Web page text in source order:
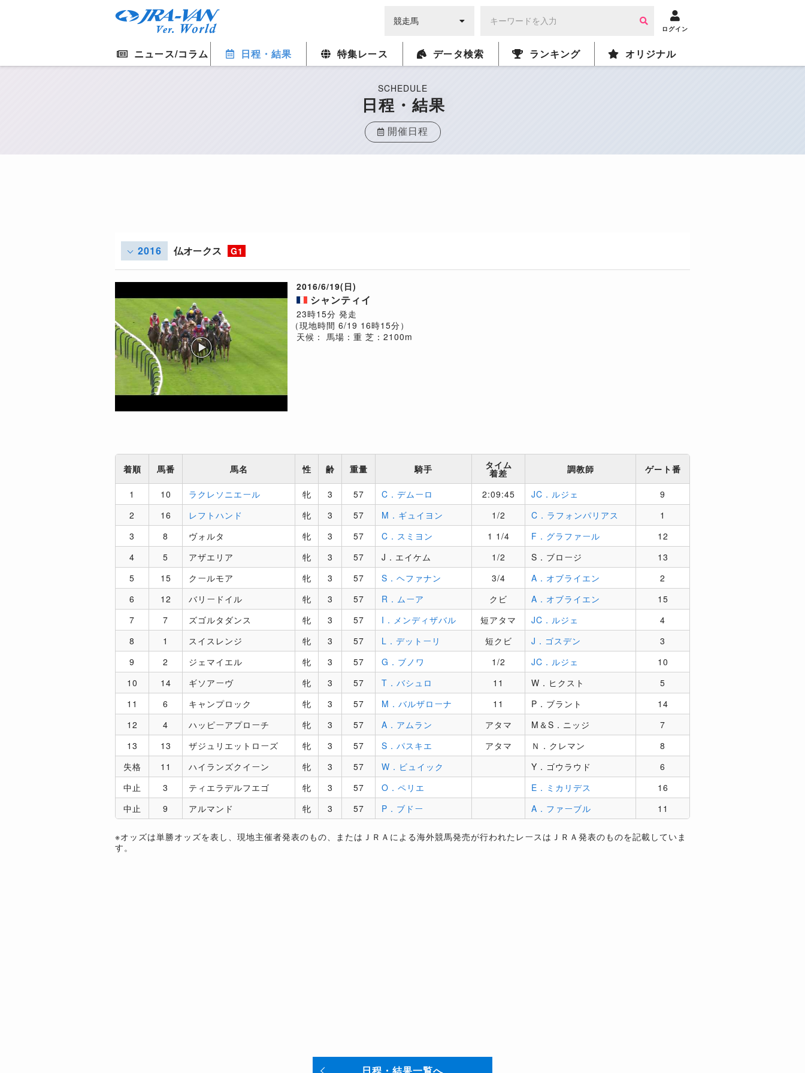
ログイン
ニュース/コラム 日程・結果 特集レース データ検索 ランキング オリジナル
SCHEDULE
日程・結果
開催日程
2016 仏オークス G1
2016/6/19(日)
シャンティイ
23時15分 発走
（現地時間 6/19 16時15分）
天候： 馬場：重 芝：2100m
着順 馬番 馬名 性 齢 重量 騎手 タイム
着差 調教師 ゲート番
1 10 ラクレソニエール 牝 3 57 C．デムーロ 2:09:45 JC．ルジェ
9
2
16 レフトハンド 牝 3 57 M．ギュイヨン 1/2 C．ラフォンパリアス
1
3
8 ヴォルタ 牝 3 57 C．スミヨン 1 1/4 F．グラファール
12
4
5 アザエリア 牝 3 57 J．エイケム 1/2 S．ブロージ
13
5
15 クールモア 牝 3 57 S．ヘファナン 3/4 A．オブライエン
2
6
12 バリードイル 牝 3 57 R．ムーア クビ A．オブライエン
15
7
7 ズゴルタダンス 牝 3 57 I．メンディザバル 短アタマ JC．ルジェ
4
8
1 スイスレンジ 牝 3 57 L．デットーリ 短クビ J．ゴスデン
3
9
2 ジェマイエル 牝 3 57 G．ブノワ 1/2 JC．ルジェ
10
10
14 ギソアーヴ 牝 3 57 T．バシュロ 11 W．ヒクスト
5
11
6 キャンプロック 牝 3 57 M．バルザローナ 11 P．ブラント
14
12
4 ハッピーアプローチ 牝 3 57 A．アムラン アタマ M＆S．ニッジ
7
13
13 ザジュリエットローズ 牝 3 57 S．パスキエ アタマ Ｎ．クレマン
8
失格
11 ハイランズクイーン 牝 3 57 W．ビュイック Y．ゴウラウド
6
中止
3 ティエラデルフエゴ 牝 3 57 O．ペリエ E．ミカリデス
16
中止
9 アルマンド 牝 3 57 P．ブドー A．ファーブル 11
※オッズは単勝オッズを表し、現地主催者発表のもの、またはＪＲＡによる海外競馬発売が行われたレースはＪＲＡ発表のものを記載していま
す。